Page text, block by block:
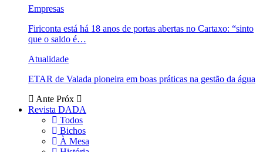
Empresas
Firiconta está há 18 anos de portas abertas no Cartaxo: “sinto
que o saldo é…
Atualidade
ETAR de Valada pioneira em boas práticas na gestão da água
Ante Próx
Revista DADA
Todos
Bichos
À Mesa